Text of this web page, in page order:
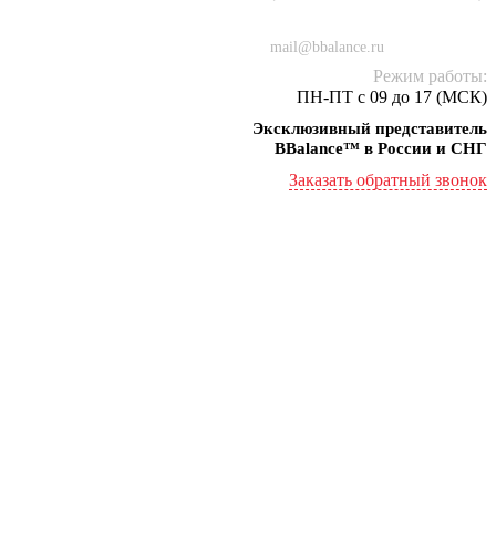
mail@bbalance.ru
Режим работы:
ПН-ПТ с 09 до 17 (МСК)
Эксклюзивный представитель
BBalance™ в России и СНГ
Заказать обратный звонок